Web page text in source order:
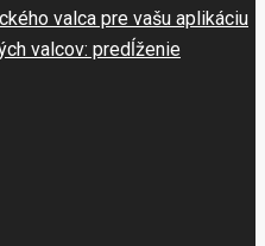
valca pre vašu aplikáciu
valcov: predĺženie